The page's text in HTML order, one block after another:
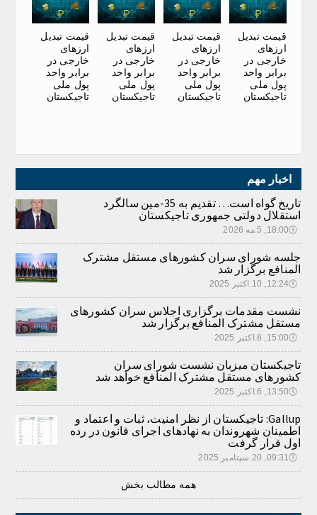
قیمت تبدیل
ارزهای
خارجی در
برابر واحد
پول ملی
تاجیکستان
قیمت تبدیل
ارزهای
خارجی در
برابر واحد
پول ملی
تاجیکستان
قیمت تبدیل
ارزهای
خارجی در
برابر واحد
پول ملی
تاجیکستان
قیمت تبدیل
ارزهای
خارجی در
برابر واحد
پول ملی
تاجیکستان
اخبار مهم
تاریخ گواه است… تقدیم به 35-مین سالگرد
استقلال دولتی جمهوری تاجیکستان
🕔18:00, 5.مه 2026
جلسه شورای سران کشورهای مستقل مشترک
المنافع برگزار شد
🕔12:24, 10.اکتبر 2025
نشست مقدمات برگزاری اجلاس سران کشورهای
مستقل مشترک المنافع برگزار شد
🕔15:00, 8.اکتبر 2025
تاجیکستان میزبان نشست شورای سران
کشورهای مستقل مشترک المنافع خواهد شد
🕔13:50, 6.اکتبر 2025
Gallup: تاجیکستان از نظر امنیت، ثبات و اعتماد و
اطمینان شهروندان به نهادهای اجرای قانون در رده
اول قرار گرفت
🕔09:31, 20.سپتامبر 2025
همه مطالب بخش